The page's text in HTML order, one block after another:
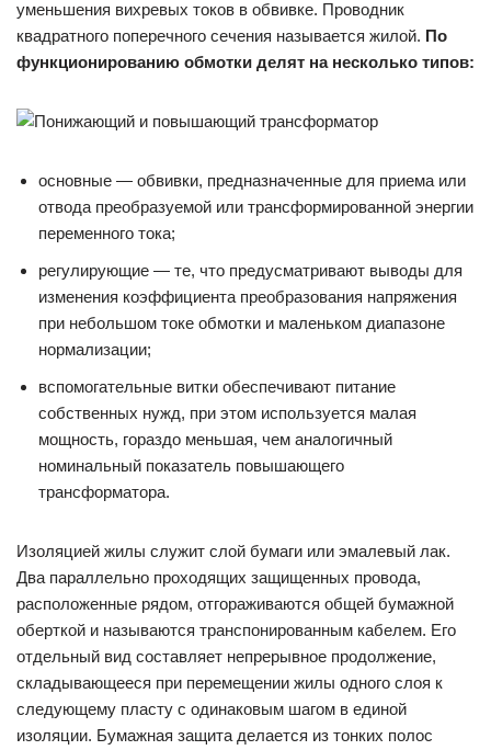
уменьшения вихревых токов в обвивке. Проводник
квадратного поперечного сечения называется жилой. По
функционированию обмотки делят на несколько типов:
основные — обвивки, предназначенные для приема или
отвода преобразуемой или трансформированной энергии
переменного тока;
регулирующие — те, что предусматривают выводы для
изменения коэффициента преобразования напряжения
при небольшом токе обмотки и маленьком диапазоне
нормализации;
вспомогательные витки обеспечивают питание
собственных нужд, при этом используется малая
мощность, гораздо меньшая, чем аналогичный
номинальный показатель повышающего
трансформатора.
Изоляцией жилы служит слой бумаги или эмалевый лак.
Два параллельно проходящих защищенных провода,
расположенные рядом, отгораживаются общей бумажной
оберткой и называются транспонированным кабелем. Его
отдельный вид составляет непрерывное продолжение,
складывающееся при перемещении жилы одного слоя к
следующему пласту с одинаковым шагом в единой
изоляции. Бумажная защита делается из тонких полос